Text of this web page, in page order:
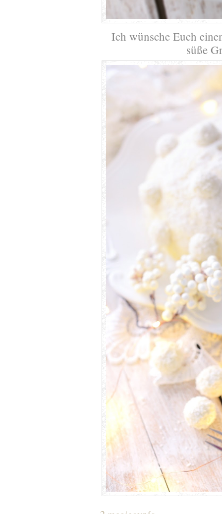
Ich wünsche Euch
süße